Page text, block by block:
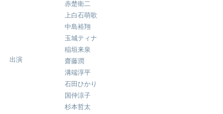
出演
赤楚衛二
上白石萌歌
中島裕翔
玉城ティナ
稲垣来泉
齋藤潤
溝端淳平
石田ひかり
国仲涼子
杉本哲太